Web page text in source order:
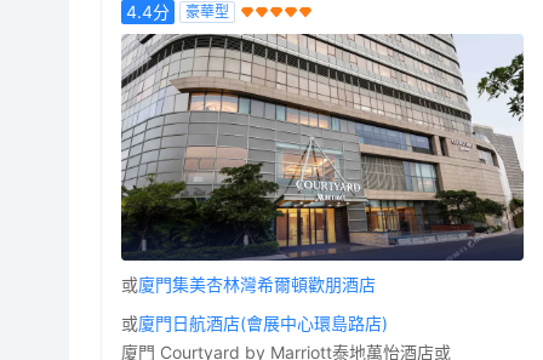
4.4分 豪華型
或廈門集美杏林灣希爾頓歡朋酒店
或廈門日航酒店(會展中心環島路店)
廈門 Courtyard by Marriott泰地萬怡酒店或